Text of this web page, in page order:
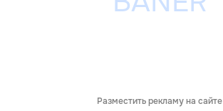
Разместить рекламу на сайте